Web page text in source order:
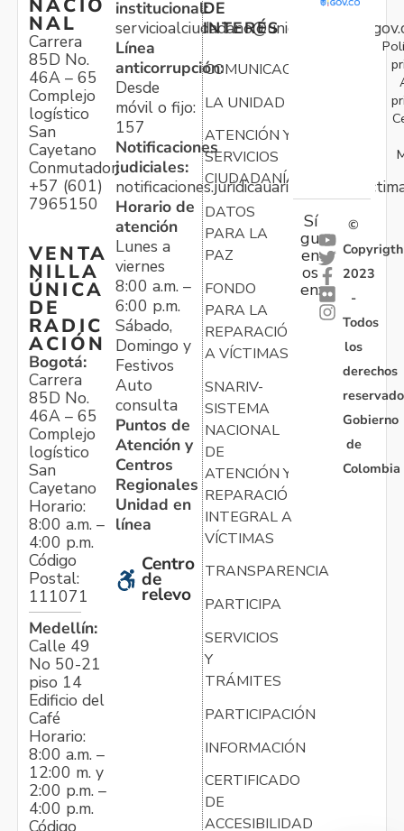
NACIO
NAL
Carrera
85D No.
46A – 65
Complejo
logístico
San
Cayetano
Conmutador:
+57 (601)
7965150
VENTA
NILLA
ÚNICA
DE
RADIC
ACIÓN
Bogotá:
Carrera
85D No.
46A – 65
Complejo
logístico
San
Cayetano
Horario:
8:00 a.m. –
4:00 p.m.
Código
Postal:
111071
Medellín:
Calle 49
No 50-21
piso 14
Edificio del
Café
Horario:
8:00 a.m. –
12:00 m. y
2:00 p.m. –
4:00 p.m.
institucional:
Línea
anticorrupción:
Desde
móvil o fijo:
157
Notificaciones
judiciales:
Horario de
atención
Lunes a
viernes
8:00 a.m. –
6:00 p.m.
Sábado,
Domingo y
Festivos
Auto
consulta
Puntos de
Atención y
Centros
Regionales
Unidad en
línea
Centro
de
relevo
DE
INTERÉS
COMUNICACIONES
LA UNIDAD
ATENCIÓN Y
SERVICIOS
CIUDADANÍA
DATOS
PARA LA
PAZ
FONDO
PARA LA
REPARACIÓN
A VÍCTIMAS
SNARIV-
SISTEMA
NACIONAL
DE
ATENCIÓN Y
REPARACIÓN
INTEGRAL A
VÍCTIMAS
TRANSPARENCIA
PARTICIPA
SERVICIOS
Y
TRÁMITES
PARTICIPACIÓN
INFORMACIÓN
CERTIFICADO
DE
ACCESIBILIDAD
Sí
gu
en
os
en:
©
Copyrigth
2023
-
Todos
los
derechos
Gobierno
de
Colombia